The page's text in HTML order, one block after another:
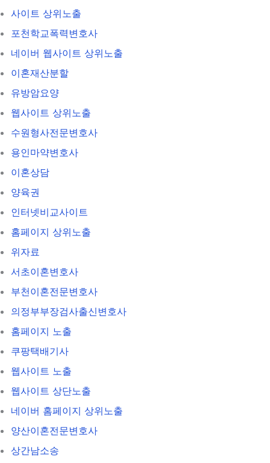
사이트 상위노출
포천학교폭력변호사
네이버 웹사이트 상위노출
이혼재산분할
유방암요양
웹사이트 상위노출
수원형사전문변호사
용인마약변호사
이혼상담
양육권
인터넷비교사이트
홈페이지 상위노출
위자료
서초이혼변호사
부천이혼전문변호사
의정부부장검사출신변호사
홈페이지 노출
쿠팡택배기사
웹사이트 노출
웹사이트 상단노출
네이버 홈페이지 상위노출
양산이혼전문변호사
상간남소송